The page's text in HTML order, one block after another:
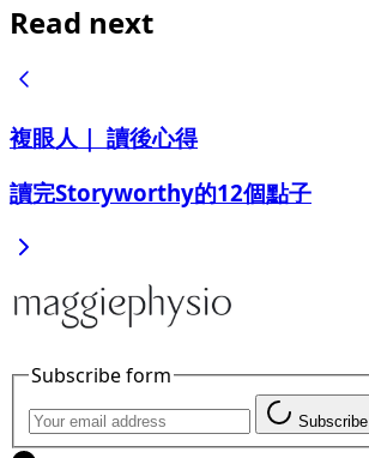
Read next
複眼人｜ 讀後心得
讀完Storyworthy的12個點子
Subscribe form
Subscribe